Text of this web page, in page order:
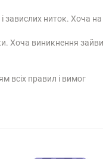
завислих ниток. Хоча на
Хоча виникнення
всіх правил і вимог